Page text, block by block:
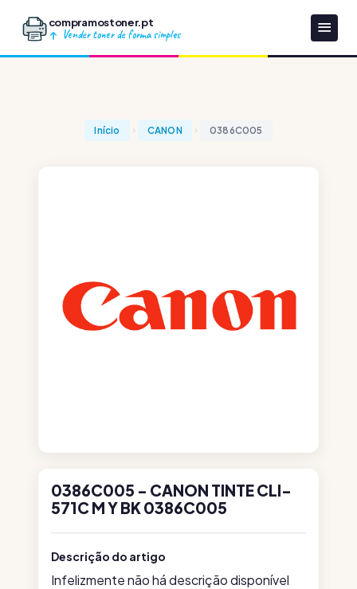
compramostoner.pt
Vender toner de forma simples
Início CANON 0386C005
0386C005 - CANON TINTE CLI-
571C M Y BK 0386C005
Descrição do artigo
Infelizmente não há descrição disponível